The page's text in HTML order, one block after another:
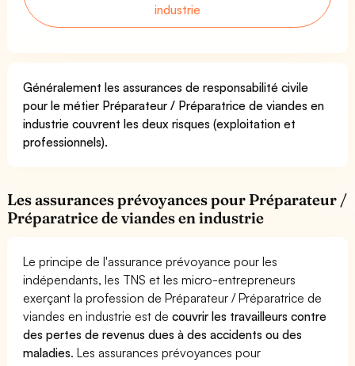
industrie
Généralement les assurances de responsabilité civile
pour le métier Préparateur / Préparatrice de viandes en
industrie couvrent les deux risques (exploitation et
professionnels).
Les assurances prévoyances pour Préparateur /
Préparatrice de viandes en industrie
Le principe de l'assurance prévoyance pour les
indépendants, les TNS et les micro-entrepreneurs
exerçant la profession de Préparateur / Préparatrice de
viandes en industrie est decouvrir les travailleurs contre
des pertes de revenus dues à des accidents ou des
maladies. Les assurances prévoyances pour